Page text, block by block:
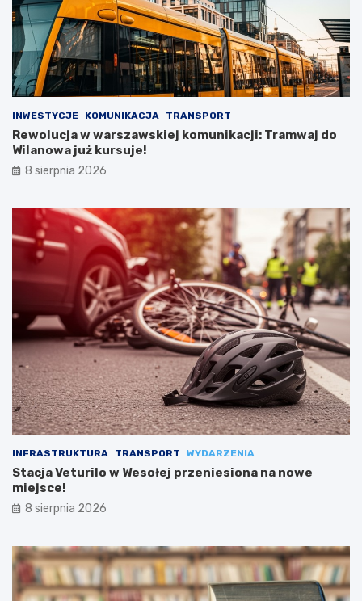
INWESTYCJE KOMUNIKACJA TRANSPORT
Rewolucja w warszawskiej komunikacji: Tramwaj do
Wilanowa już kursuje!
8 sierpnia 2026
INFRASTRUKTURA TRANSPORT WYDARZENIA
Stacja Veturilo w Wesołej przeniesiona na nowe
miejsce!
8 sierpnia 2026